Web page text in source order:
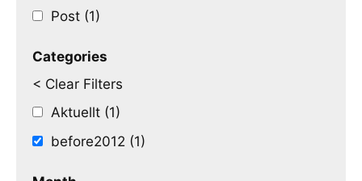
Post (1)
Categories
< Clear Filters
Aktuellt (1)
before2012 (1)